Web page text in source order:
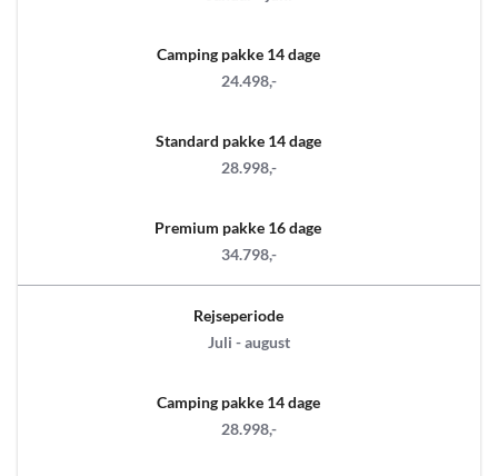
Camping pakke 14 dage
24.498,-
Standard pakke 14 dage
28.998,-
Premium pakke 16 dage
34.798,-
Rejseperiode
Juli - august
Camping pakke 14 dage
28.998,-